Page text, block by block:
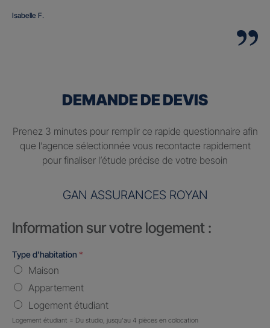
Isabelle F.
DEMANDE DE DEVIS
Prenez 3 minutes pour remplir ce rapide questionnaire afin
que l’agence sélectionnée vous recontacte rapidement
pour finaliser l’étude précise de votre besoin
GAN ASSURANCES ROYAN
Information sur votre logement :
Type d'habitation *
Maison
Appartement
Logement étudiant
Logement étudiant = Du studio, jusqu'au 4 pièces en colocation